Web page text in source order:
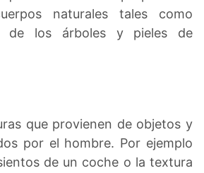
naturales tales como
de los árboles y pieles de
que provienen de objetos y
por el hombre. Por ejemplo
de un coche o la textura